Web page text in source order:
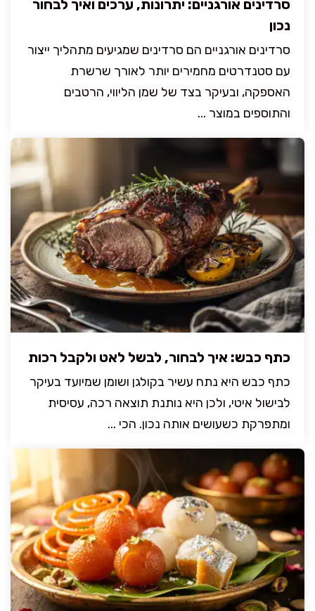
סרדינים אורגניים: יתרונות, ערכים ואיך לבחור
נכון
סרדינים אורגניים הם סרדינים שמגיעים מתהליך ייצור
עם סטנדרטים מחמירים יותר לאורך שרשרת
האספקה, ובעיקר בצד של שמן הליווי, הרטבים
והתוספים במוצר ...
כתף כבש: איך לבחור, לבשל לאט ולקבל רכות
כתף כבש היא נתח עשיר בקולגן ושומן שמיועד בעיקר
לבישול איטי, ולכן היא נותנת תוצאה רכה, עסיסית
ומתפרקת כשעושים אותה נכון. הכי ...